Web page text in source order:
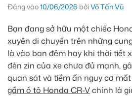
Đăng vào10/06/2026 bởiVõ Tấn Vũ
Bạn đang sở hữu một chiếc
xuyên di chuyển trên những
là vào ban đêm hay khi thời tiết
đèn zin của xe chưa đủ mạnh,
quan sát và tiềm ẩn nguy cơ
gầm ô tô Honda CR-Vchính là